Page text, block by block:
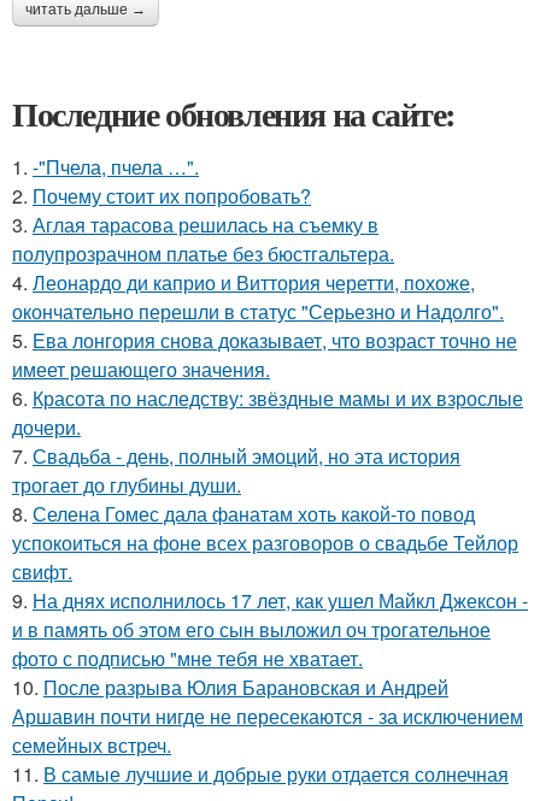
читать дальше →
Последние обновления на сайте:
1. -"Пчела, пчела …".
2. Почему стоит их попробовать?
3. Аглая тарасова решилась на съемку в
полупрозрачном платье без бюстгальтера.
4. Леонардо ди каприо и Виттория черетти, похоже,
окончательно перешли в статус "Серьезно и Надолго".
5. Ева лонгория снова доказывает, что возраст точно не
имеет решающего значения.
6. Красота по наследству: звёздные мамы и их взрослые
дочери.
7. Свадьба - день, полный эмоций, но эта история
трогает до глубины души.
8. Селена Гомес дала фанатам хоть какой-то повод
успокоиться на фоне всех разговоров о свадьбе Тейлор
свифт.
9. На днях исполнилось 17 лет, как ушел Майкл Джексон -
и в память об этом его сын выложил оч трогательное
фото с подписью "мне тебя не хватает.
10. После разрыва Юлия Барановская и Андрей
Аршавин почти нигде не пересекаются - за исключением
семейных встреч.
11. В самые лучшие и добрые руки отдается солнечная